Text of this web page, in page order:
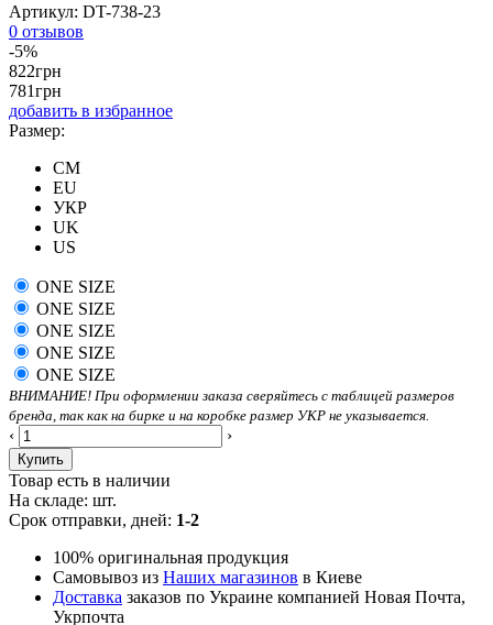
Артикул: DT-738-23
0 отзывов
-5%
822грн
781грн
добавить в избранное
Размер:
CM
EU
УКР
UK
US
ONE SIZE
ONE SIZE
ONE SIZE
ONE SIZE
ONE SIZE
ВНИМАНИЕ! При оформлении заказа сверяйтесь с таблицей размеров
бренда, так как на бирке и на коробке размер УКР не указывается.
‹ ›
Купить
Товар есть в наличии
На складе: шт.
Срок отправки, дней: 1-2
100% оригинальная продукция
Самовывоз из Наших магазинов в Киеве
Доставка заказов по Украине компанией Новая Почта,
Укрпочта